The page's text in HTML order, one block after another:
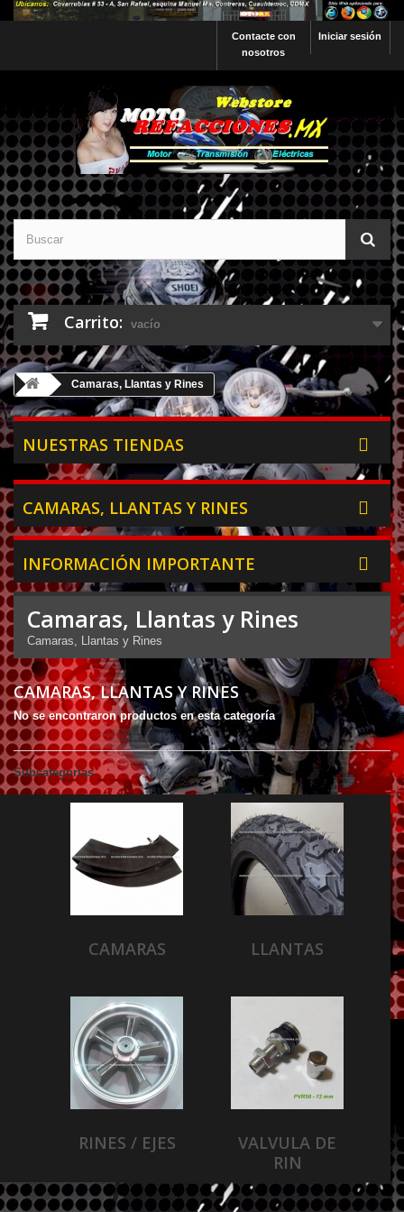
Iniciar sesión
Contacte con
nosotros
Carrito: vacío
Camaras, Llantas y Rines
NUESTRAS TIENDAS
CAMARAS, LLANTAS Y RINES
INFORMACIÓN IMPORTANTE
Camaras, Llantas y Rines
Camaras, Llantas y Rines
CAMARAS, LLANTAS Y RINES
No se encontraron productos en esta categoría
Subcategorías
CAMARAS LLANTAS
RINES / EJES
VALVULA DE
RIN